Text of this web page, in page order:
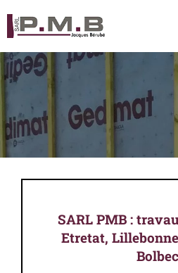
au
contenu
SARL PMB :
Etretat,
Bolbec